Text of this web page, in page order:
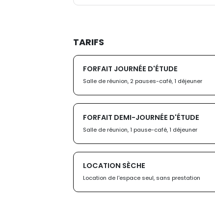
TARIFS
FORFAIT JOURNÉE D'ÉTUDE
Salle de réunion, 2 pauses-café, 1 déjeuner
FORFAIT DEMI-JOURNÉE D'ÉTUDE
Salle de réunion, 1 pause-café, 1 déjeuner
LOCATION SÈCHE
Location de l'espace seul, sans prestation